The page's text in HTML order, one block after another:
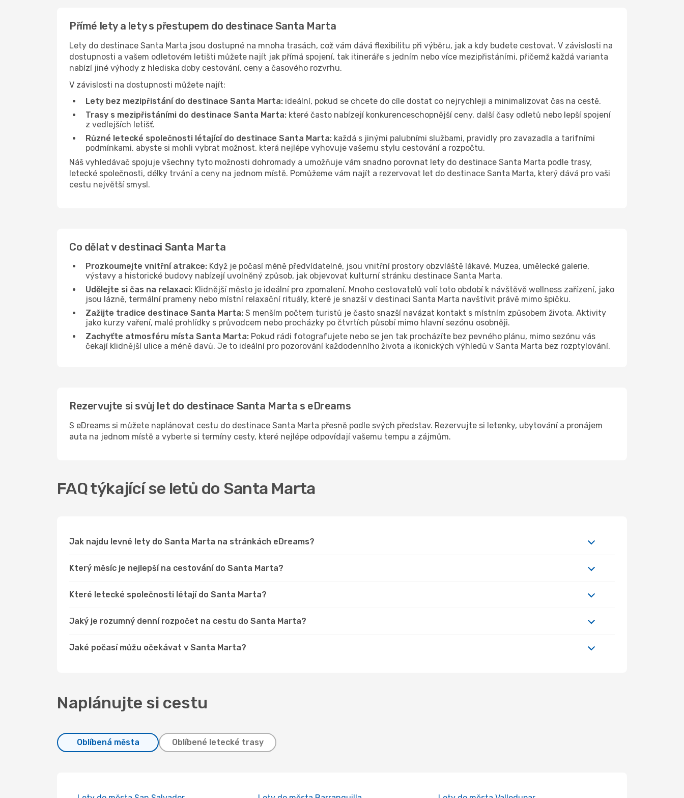
Přímé lety a lety s přestupem do destinace Santa Marta
Lety do destinace Santa Marta jsou dostupné na mnoha trasách, což vám dává flexibilitu při výběru, jak a kdy budete cestovat. V závislosti na
dostupnosti a vašem odletovém letišti můžete najít jak přímá spojení, tak itineráře s jedním nebo více mezipřistáními, přičemž každá varianta
nabízí jiné výhody z hlediska doby cestování, ceny a časového rozvrhu.
V závislosti na dostupnosti můžete najít:
Lety bez mezipřistání do destinace Santa Marta: ideální, pokud se chcete do cíle dostat co nejrychleji a minimalizovat čas na cestě.
Trasy s mezipřistáními do destinace Santa Marta: které často nabízejí konkurenceschopnější ceny, další časy odletů nebo lepší spojení
z vedlejších letišť.
Různé letecké společnosti létající do destinace Santa Marta: každá s jinými palubními službami, pravidly pro zavazadla a tarifními
podmínkami, abyste si mohli vybrat možnost, která nejlépe vyhovuje vašemu stylu cestování a rozpočtu.
Náš vyhledávač spojuje všechny tyto možnosti dohromady a umožňuje vám snadno porovnat lety do destinace Santa Marta podle trasy,
letecké společnosti, délky trvání a ceny na jednom místě. Pomůžeme vám najít a rezervovat let do destinace Santa Marta, který dává pro vaši
cestu největší smysl.
Co dělat v destinaci Santa Marta
Prozkoumejte vnitřní atrakce: Když je počasí méně předvídatelné, jsou vnitřní prostory obzvláště lákavé. Muzea, umělecké galerie,
výstavy a historické budovy nabízejí uvolněný způsob, jak objevovat kulturní stránku destinace Santa Marta.
Udělejte si čas na relaxaci: Klidnější město je ideální pro zpomalení. Mnoho cestovatelů volí toto období k návštěvě wellness zařízení, jako
jsou lázně, termální prameny nebo místní relaxační rituály, které je snazší v destinaci Santa Marta navštívit právě mimo špičku.
Zažijte tradice destinace Santa Marta: S menším počtem turistů je často snazší navázat kontakt s místním způsobem života. Aktivity
jako kurzy vaření, malé prohlídky s průvodcem nebo procházky po čtvrtích působí mimo hlavní sezónu osobněji.
Zachyťte atmosféru místa Santa Marta: Pokud rádi fotografujete nebo se jen tak procházíte bez pevného plánu, mimo sezónu vás
čekají klidnější ulice a méně davů. Je to ideální pro pozorování každodenního života a ikonických výhledů v Santa Marta bez rozptylování.
Rezervujte si svůj let do destinace Santa Marta s eDreams
S eDreams si můžete naplánovat cestu do destinace Santa Marta přesně podle svých představ. Rezervujte si letenky, ubytování a pronájem
auta na jednom místě a vyberte si termíny cesty, které nejlépe odpovídají vašemu tempu a zájmům.
FAQ týkající se letů do Santa Marta
Jak najdu levné lety do Santa Marta na stránkách eDreams?
Který měsíc je nejlepší na cestování do Santa Marta?
Které letecké společnosti létají do Santa Marta?
Jaký je rozumný denní rozpočet na cestu do Santa Marta?
Jaké počasí můžu očekávat v Santa Marta?
Naplánujte si cestu
Oblíbená města Oblíbené letecké trasy